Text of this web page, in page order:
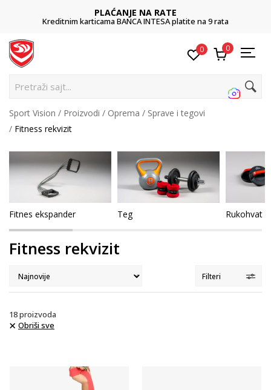
PLAĆANJE NA RATE
Kreditnim karticama BANCA INTESA platite na 9 rata
0 0
Pre
Sport Vision Proizvodi Oprema
Sprave i tegovi
Fitness rekvizit
Fitnes ekspander Teg Rukohvat
Fitness rekvizit
Filteri
18proizvoda
Obriši sve